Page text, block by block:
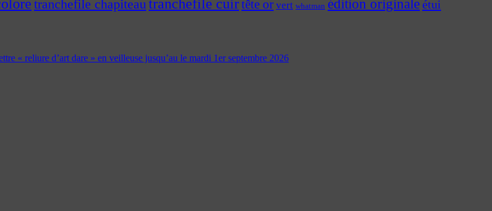
tranchefile chapiteautranchefile cuirtête or vert whatman édition originaleétui
« reliure d’art dare » en veilleuse jusqu’au le mardi 1er septembre 2026